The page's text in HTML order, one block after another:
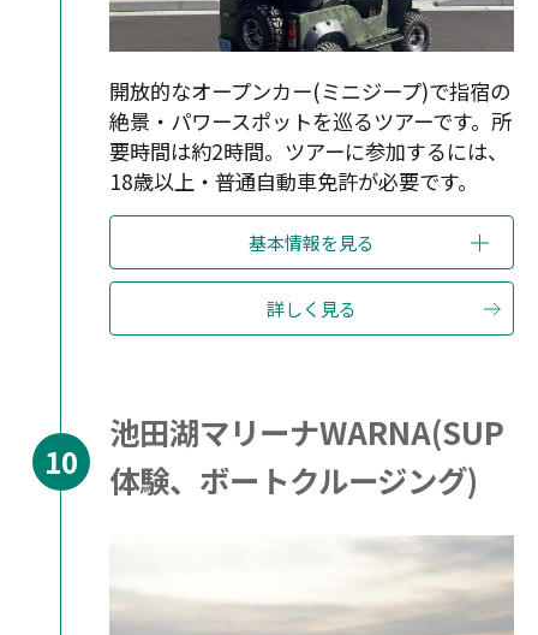
開放的なオープンカー(ミニジープ)で指宿の
絶景・パワースポットを巡るツアーです。所
要時間は約2時間。ツアーに参加するには、
18歳以上・普通自動車免許が必要です。
基本情報を見る
詳しく見る
池田湖マリーナWARNA(SUP
体験、ボートクルージング)